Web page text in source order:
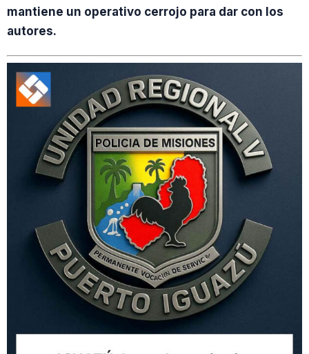
mantiene un operativo cerrojo para dar con los
autores.